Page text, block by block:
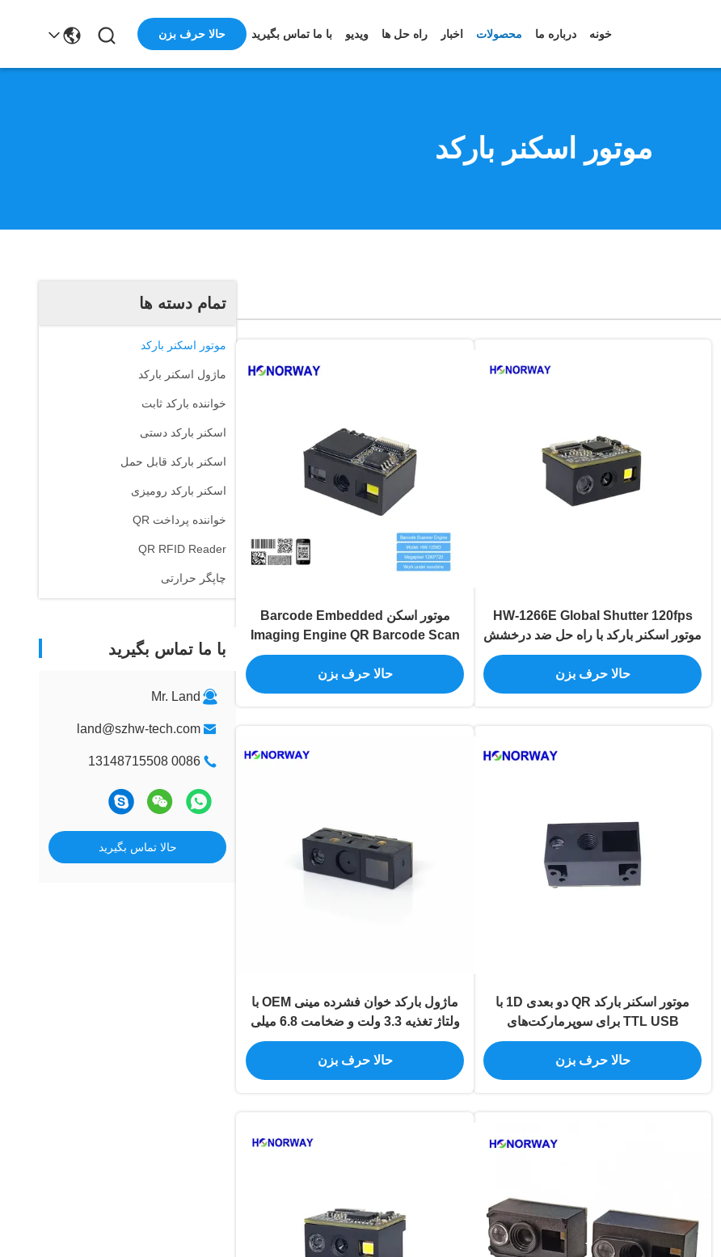
خونه درباره ما محصولات اخبار راه حل ها ویدیو با ما تماس بگیرید حالا حرف بزن
موتور اسکنر بارکد
تمام دسته ها
موتور اسکنر بارکد
ماژول اسکنر بارکد
خواننده بارکد ثابت
اسکنر بارکد دستی
اسکنر بارکد قابل حمل
اسکنر بارکد رومیزی
خواننده پرداخت QR
QR RFID Reader
چاپگر حرارتی
با ما تماس بگیرید
Mr. Land
land@szhw-tech.com
0086 13148715508
حالا تماس بگیرید
HW-1266E Global Shutter 120fps
موتور اسکنر بارکد با راه حل ضد درخشش
برای سطوح بازتابی قابل خواندن نور
خورشید
حالا حرف بزن
موتور اسکن Barcode Embedded
Imaging Engine QR Barcode Scan
Engine ضد درخشش
حالا حرف بزن
موتور اسکنر بارکد QR دو بعدی 1D با
TTL USB برای سوپرمارکت‌های
خرده‌فروشی
حالا حرف بزن
ماژول بارکد خوان فشرده مینی OEM با
ولتاژ تغذیه 3.3 ولت و ضخامت 6.8 میلی
متر
حالا حرف بزن